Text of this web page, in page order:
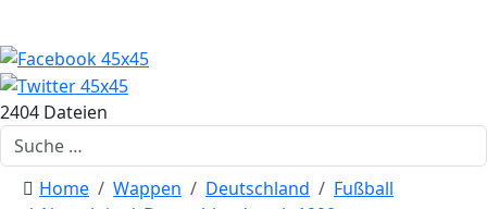
2404 Dateien
Suchen
Home Wappen Deutschland
Fußball